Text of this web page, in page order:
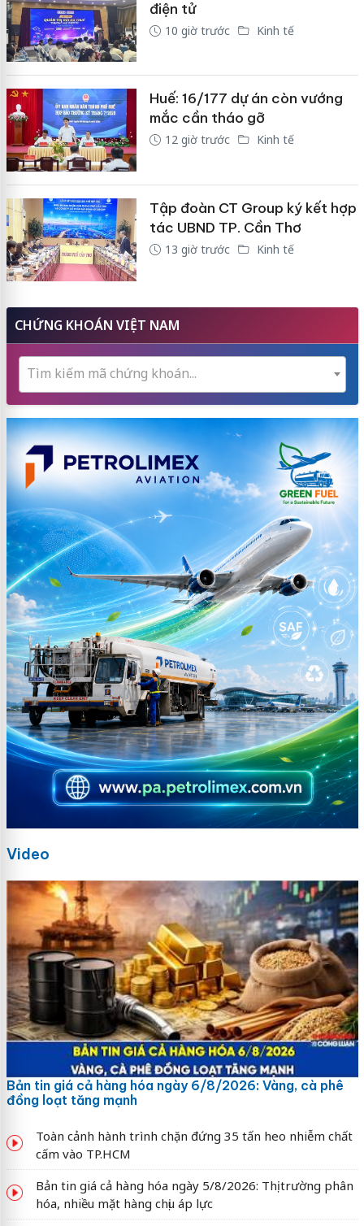
điện tử
10 giờ trước Kinh tế
Huế: 16/177 dự án còn vướng
mắc cần tháo gỡ
12 giờ trước Kinh tế
Tập đoàn CT Group ký kết hợp
tác UBND TP. Cần Thơ
13 giờ trước Kinh tế
CHỨNG KHOÁN VIỆT NAM
Tìm kiếm mã chứng khoán...
Video
Bản tin giá cả hàng hóa ngày 6/8/2026: Vàng, cà phê
đồng loạt tăng mạnh
Toàn cảnh hành trình chặn đứng 35 tấn heo nhiễm chất
cấm vào TP.HCM
Bản tin giá cả hàng hóa ngày 5/8/2026: Thị trường phân
hóa, nhiều mặt hàng chịu áp lực